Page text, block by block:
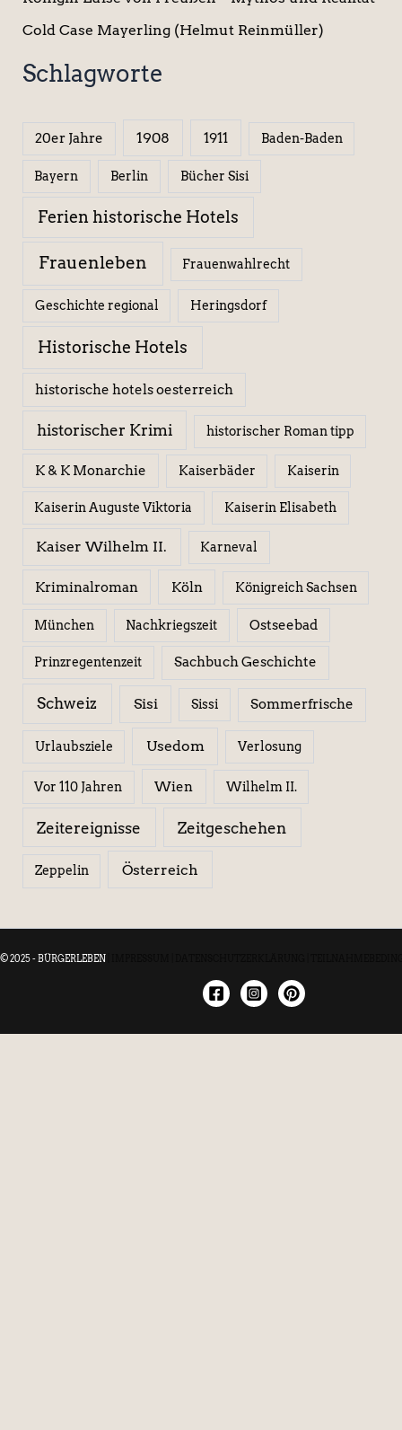
Cold Case Mayerling (Helmut Reinmüller)
Schlagworte
20er Jahre 1908 1911 Baden-Baden
Bayern Berlin Bücher Sisi
Ferien historische Hotels
Frauenleben Frauenwahlrecht
Geschichte regional Heringsdorf
Historische Hotels
historische hotels oesterreich
historischer Krimi historischer Roman tipp
K & K Monarchie Kaiserbäder Kaiserin
Kaiserin Auguste Viktoria Kaiserin Elisabeth
Kaiser Wilhelm II. Karneval
Kriminalroman Köln Königreich Sachsen
München Nachkriegszeit Ostseebad
Prinzregentenzeit Sachbuch Geschichte
Schweiz Sisi Sissi Sommerfrische
Urlaubsziele Usedom Verlosung
Vor 110 Jahren Wien Wilhelm II.
Zeitereignisse Zeitgeschehen
Zeppelin Österreich
© 2025 - BÜRGERLEBEN